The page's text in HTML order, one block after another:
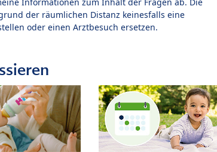
der räumlichen Distanz keinesfalls eine
oder einen Arztbesuch ersetzen.